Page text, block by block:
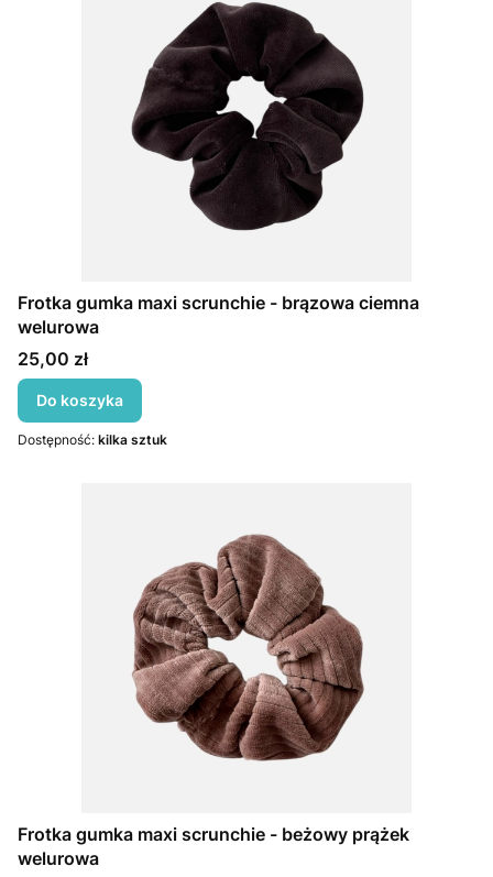
Frotka gumka maxi scrunchie - brązowa ciemna
welurowa
Cena
25,00 zł
Do koszyka
Dostępność: kilka sztuk
Frotka gumka maxi scrunchie - beżowy prążek
welurowa